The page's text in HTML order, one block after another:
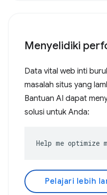
Menyelidiki
Data vital web inti
masalah situs yang
Bantuan AI dapat
solusi untuk Anda:
Help me optimize
Pelajari lebih